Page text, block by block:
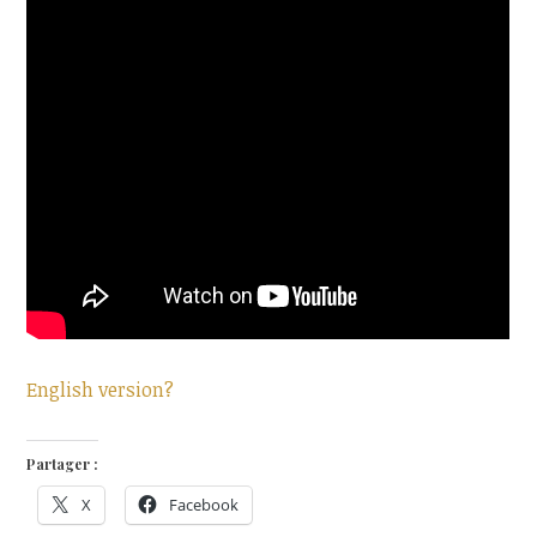
English version?
Partager :
X Facebook